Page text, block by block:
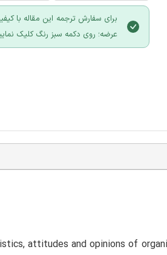
برای سفارش ترجمه این مقاله با
عرضه؛ روی دکمه سبز رنگ کلیک
attitudes and opinions of